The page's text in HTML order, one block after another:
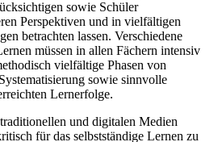
sowie Schüler
Perspektiven und in vielfältigen
betrachten lassen. Verschiedene
müssen in allen Fächern intensiv
vielfältige Phasen von
sowie sinnvolle
Lernerfolge.
und digitalen Medien
für das selbstständige Lernen zu